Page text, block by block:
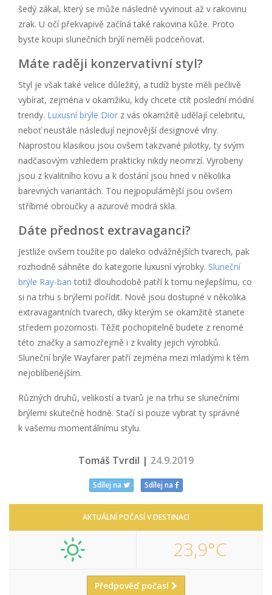
šedý zákal, který se může následně vyvinout až v rakovinu
zrak. U očí překvapivě začíná také rakovina kůže. Proto
byste koupi slunečních brýlí neměli podceňovat.
Máte raději konzervativní styl?
Styl je však také velice důležitý, a tudíž byste měli pečlivě
vybírat, zejména v okamžiku, kdy chcete ctít poslední módní
trendy. Luxusní brýle Dior z vás okamžitě udělají celebritu,
neboť neustále následují nejnovější designové vlny.
Naprostou klasikou jsou ovšem takzvané pilotky, ty svým
nadčasovým vzhledem prakticky nikdy neomrzí. Vyrobeny
jsou z kvalitního kovu a k dostání jsou hned v několika
barevných variantách. Tou nejpopulárnější jsou ovšem
stříbrné obroučky a azurově modrá skla.
Dáte přednost extravaganci?
Jestliže ovšem toužíte po daleko odvážnějších tvarech, pak
rozhodně sáhněte do kategorie luxusní výrobky. Sluneční
brýle Ray-ban totiž dlouhodobě patří k tomu nejlepšímu, co
si na trhu s brýlemi pořídit. Nově jsou dostupné v několika
extravagantních tvarech, díky kterým se okamžitě stanete
středem pozornosti. Těžit pochopitelně budete z renomé
této značky a samozřejmě i z kvality jejich výrobků.
Sluneční brýle Wayfarer patří zejména mezi mladými k těm
nejoblíbenějším.
Různých druhů, velikostí a tvarů je na trhu se slunečními
brýlemi skutečně hodně. Stačí si pouze vybrat ty správné
k vašemu momentálnímu stylu.
Tomáš Tvrdil | 24.9.2019
Sdílej na Sdílej na
AKTUÁLNÍ POČASÍ V DESTINACI
23,9°C
Předpověď počasí